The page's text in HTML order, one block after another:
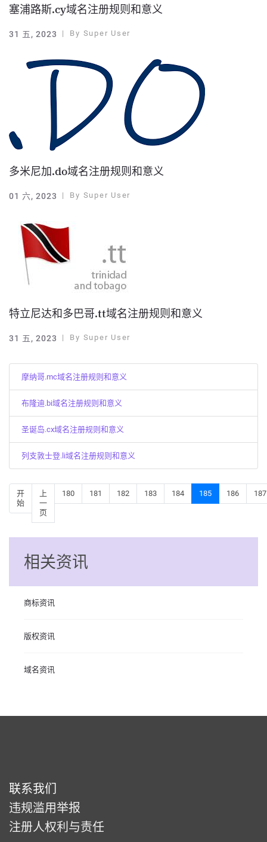
塞浦路斯.cy域名注册规则和意义
31 五, 2023 By Super User
多米尼加.do域名注册规则和意义
01 六, 2023 By Super User
特立尼达和多巴哥.tt域名注册规则和意义
31 五, 2023 By Super User
摩纳哥.mc域名注册规则和意义
布隆迪.bi域名注册规则和意义
圣诞岛.cx域名注册规则和意义
列支敦士登.li域名注册规则和意义
开
始
上
一
页
180 181 182 183 184 185 186 187
相关资讯
商标资讯
版权资讯
域名资讯
联系我们
违规滥用举报
注册人权利与责任